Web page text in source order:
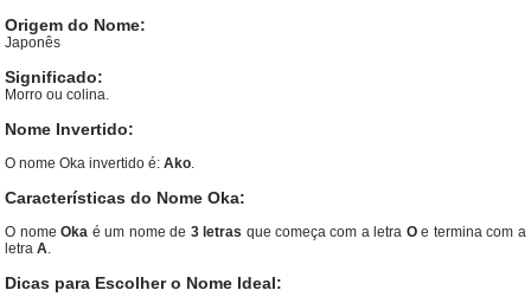
Origem do Nome:
Japonês
Significado:
Morro ou colina.
Nome Invertido:
O nome Oka invertido é:Ako.
Características do Nome Oka:
O nomeOka é um nome de 3 letras que começa com a letra Oe termina com a
letraA.
Dicas para Escolher o Nome Ideal: